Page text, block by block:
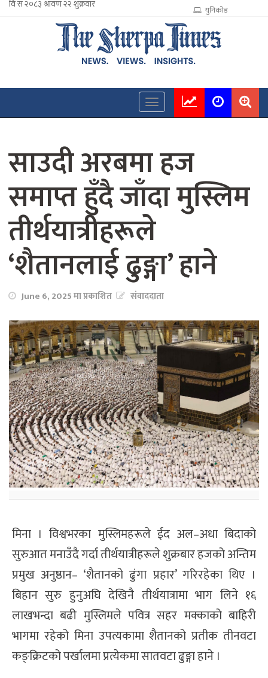
युनिकोड
साउदी अरबमा हज
समाप्त हुँदै जाँदा मुस्लिम
तीर्थयात्रीहरूले
‘शैतानलाई ढुङ्गा’ हाने
June 6, 2025 मा प्रकाशित संवाददाता
मिना । विश्वभरका मुस्लिमहरूले ईद अल–अधा बिदाको
सुरुआत मनाउँदै गर्दा तीर्थयात्रीहरूले शुक्रबार हजको अन्तिम
प्रमुख अनुष्ठान– ‘शैतानको ढुंगा प्रहार’ गरिरहेका थिए ।
बिहान सुरु हुनुअघि देखिनै तीर्थयात्रामा भाग लिने १६
लाखभन्दा बढी मुस्लिमले पवित्र सहर मक्काको बाहिरी
भागमा रहेको मिना उपत्यकामा शैतानको प्रतीक तीनवटा
कङ्क्रिटको पर्खालमा प्रत्येकमा सातवटा ढुङ्गा हाने ।